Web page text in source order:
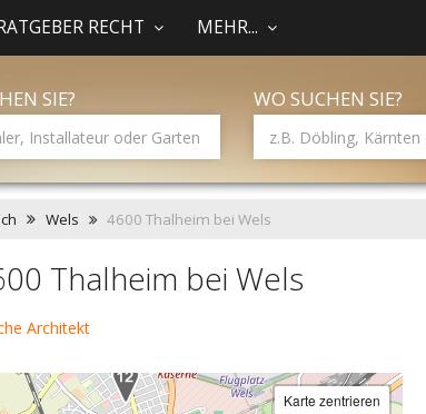
RECHT MEHR...
SIE? WO SUCHEN SIE?
Wels 4600 Thalheim bei Wels
Thalheim bei Wels
Architekt
Karte zentrieren